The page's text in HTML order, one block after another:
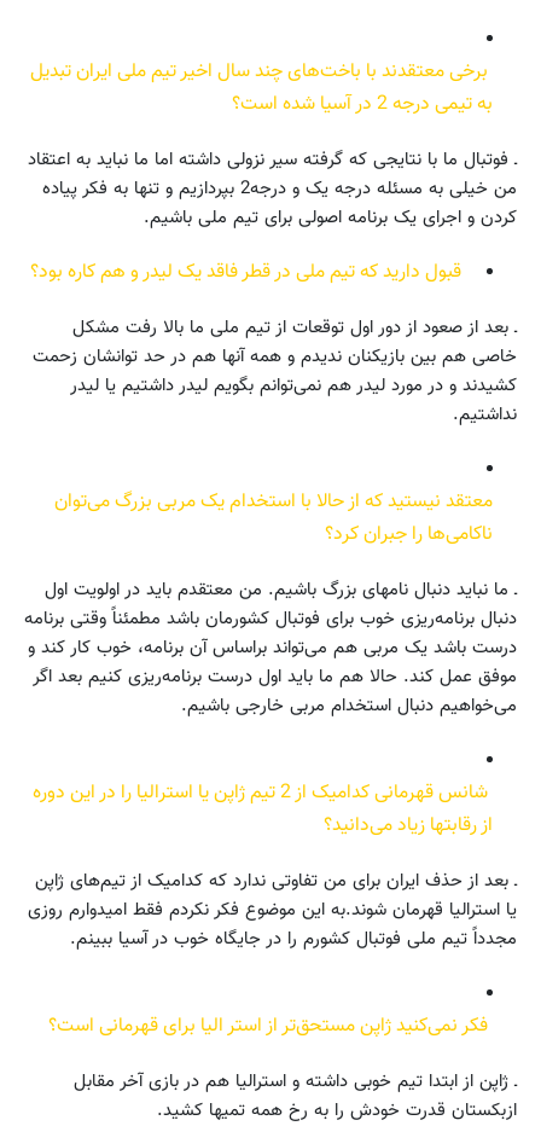
برخی معتقدند با باخت‌های چند سال اخیر تیم ملی ایران تبدیل
به تیمی درجه 2 در آسیا شده است؟
ـ فوتبال ما با نتایجی که گرفته سیر نزولی داشته اما ما نباید به اعتقاد
من خیلی به مسئله درجه یک و درجه2 بپردازیم و تنها به فکر پیاده
کردن و اجرای یک برنامه اصولی برای تیم ملی باشیم.
قبول دارید که تیم ملی در قطر فاقد یک لیدر و هم کاره بود؟
ـ بعد از صعود از دور اول توقعات از تیم ملی ما بالا رفت مشکل
خاصی هم بین بازیکنان ندیدم و همه آنها هم در حد توانشان زحمت
کشیدند و در مورد لیدر هم نمی‌توانم بگویم لیدر داشتیم یا لیدر
نداشتیم.
معتقد نیستید که از حالا با استخدام یک مربی بزرگ می‌توان
ناکامی‌ها را جبران کرد؟
ـ ما نباید دنبال نامهای بزرگ باشیم. من معتقدم باید در اولویت اول
دنبال برنامه‌ریزی خوب برای فوتبال کشورمان باشد مطمئناً وقتی برنامه
درست باشد یک مربی هم می‌تواند براساس آن برنامه، خوب کار کند و
موفق عمل کند. حالا هم ما باید اول درست برنامه‌ریزی کنیم بعد اگر
می‌خواهیم دنبال استخدام مربی خارجی باشیم.
شانس قهرمانی کدامیک از 2 تیم ژاپن یا استرالیا را در این دوره
از رقابتها زیاد می‌دانید؟
ـ بعد از حذف ایران برای من تفاوتی ندارد که کدامیک از تیم‌های ژاپن
یا استرالیا قهرمان شوند.به این موضوع فکر نکردم فقط امیدوارم روزی
مجدداً تیم ملی فوتبال کشورم را در جایگاه خوب در آسیا ببینم.
فکر نمی‌کنید ژاپن مستحق‌تر از استر الیا برای قهرمانی است؟
ـ ژاپن از ابتدا تیم خوبی داشته و استرالیا هم در بازی آخر مقابل
ازبکستان قدرت خودش را به رخ همه تمیها کشید.